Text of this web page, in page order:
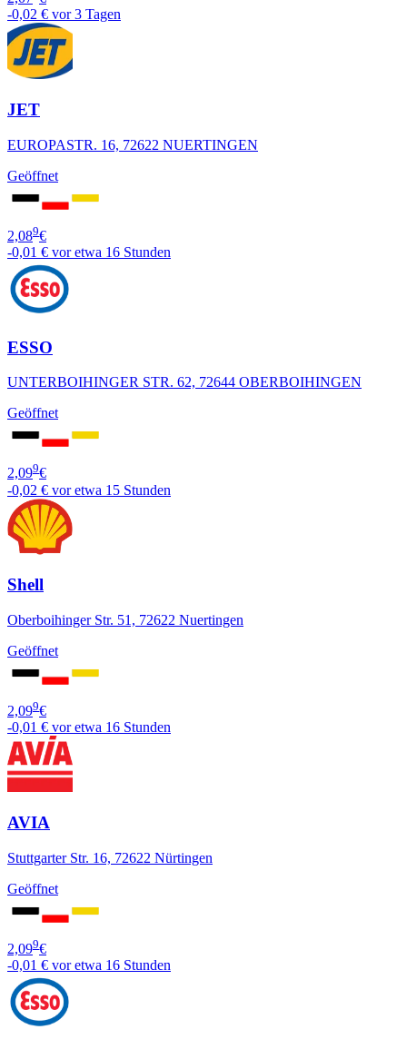
-0,02 € vor 3 Tagen
JET
EUROPASTR. 16, 72622 NUERTINGEN
Geöffnet
2,089€
-0,01 € vor etwa 16 Stunden
ESSO
UNTERBOIHINGER STR. 62, 72644 OBERBOIHINGEN
Geöffnet
2,099€
-0,02 € vor etwa 15 Stunden
Shell
Oberboihinger Str. 51, 72622 Nuertingen
Geöffnet
2,099€
-0,01 € vor etwa 16 Stunden
AVIA
Stuttgarter Str. 16, 72622 Nürtingen
Geöffnet
2,099€
-0,01 € vor etwa 16 Stunden